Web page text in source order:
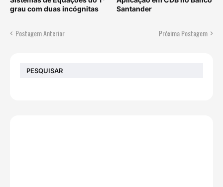
grau com duas incógnitas
Santander
Postagem Anterior Próxima Postagem
PESQUISAR